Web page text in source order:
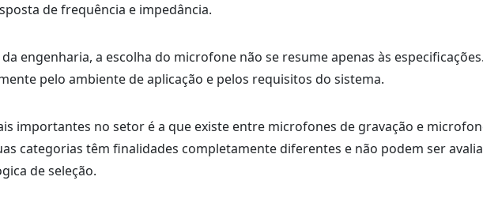
de frequência e impedância.
engenharia, a escolha do microfone não se resume apenas às
pelo ambiente de aplicação e pelos requisitos do sistema.
importantes no setor é a que existe entre microfones de gravação e
categorias têm finalidades completamente diferentes e não podem ser
de seleção.